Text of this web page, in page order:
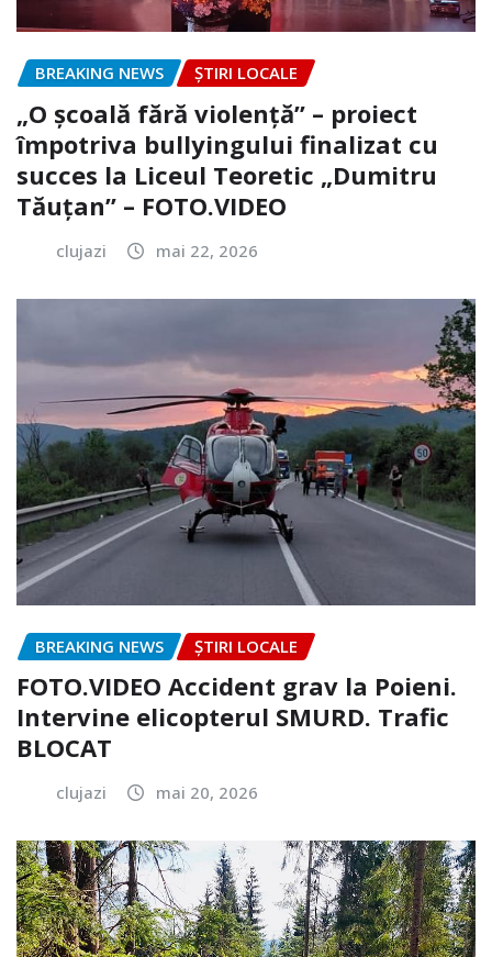
BREAKING NEWS ȘTIRI LOCALE
„O școală fără violență” – proiect
împotriva bullyingului finalizat cu
succes la Liceul Teoretic „Dumitru
Tăuțan” – FOTO.VIDEO
clujazi mai 22, 2026
BREAKING NEWS ȘTIRI LOCALE
FOTO.VIDEO Accident grav la Poieni.
Intervine elicopterul SMURD. Trafic
BLOCAT
clujazi mai 20, 2026